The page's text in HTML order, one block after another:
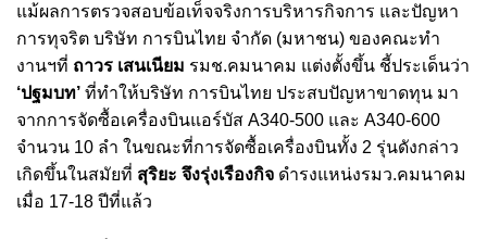
แม้ผลการตรวจสอบข้อเท็จจริงการบริหารกิจการ และปัญหา
การทุจริต บริษัท การบินไทย จำกัด (มหาชน) ของคณะทำ
งานฯที่ ถาวร เสนเนียม รมช.คมนาคม แต่งตั้งขึ้น ชี้ประเด็นว่า
‘ปฐมบท’ ที่ทำให้บริษัท การบินไทย ประสบปัญหาขาดทุน มา
จากการจัดซื้อเครื่องบินแอร์บัส A340-500 และ A340-600
จำนวน 10 ลำ ในขณะที่การจัดซื้อเครื่องบินทั้ง 2 รุ่นดังกล่าว
เกิดขึ้นในสมัยที่ สุริยะ จึงรุ่งเรืองกิจ ดำรงแหน่งรมว.คมนาคม
เมื่อ 17-18 ปีที่แล้ว